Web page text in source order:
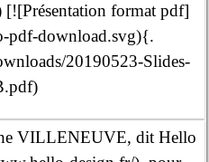
format pdf]
pdf-download.svg){.
20190523-Slides-
VILLENEUVE, dit Hello